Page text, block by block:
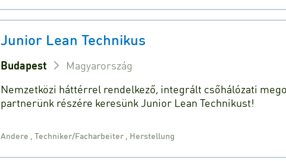
Junior Lean Technikus
Budapest
Magyarország
Nemzetközi háttérrel rendelkező, integrált csőhálózati
partnerünk részére keresünk Junior Lean Technikust!
Andere ,Techniker/Facharbeiter Herstellung